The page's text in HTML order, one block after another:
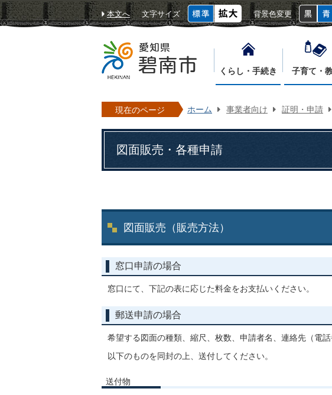
本文へ 文字サイズ 背景色変更
くらし・手続き 子育て・
現在のページ ホーム 事業者向け 証明・申請
図面販売・各種申請
図面販売（販売方法）
窓口申請の場合
窓口にて、下記の表に応じた料金をお支払いください。
郵送申請の場合
希望する図面の種類、縮尺、枚数、申請者名、連絡先（電
以下のものを同封の上、送付してください。
送付物